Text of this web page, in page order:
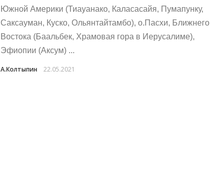
Южной Америки (Тиауанако, Каласасайя, Пумапунку,
Саксауман, Куско, Ольянтайтамбо), о.Пасхи, Ближнего
Востока (Баальбек, Храмовая гора в Иерусалиме),
Эфиопии (Аксум) ...
А.Колтыпин 22.05.2021